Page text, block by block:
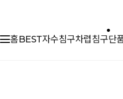
홈BEST자수침구차렵침구단